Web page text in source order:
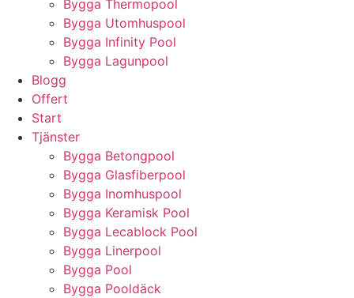
Bygga Thermopool
Bygga Utomhuspool
Bygga Infinity Pool
Bygga Lagunpool
Blogg
Offert
Start
Tjänster
Bygga Betongpool
Bygga Glasfiberpool
Bygga Inomhuspool
Bygga Keramisk Pool
Bygga Lecablock Pool
Bygga Linerpool
Bygga Pool
Bygga Pooldäck